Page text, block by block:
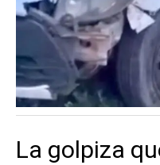
La golpiza